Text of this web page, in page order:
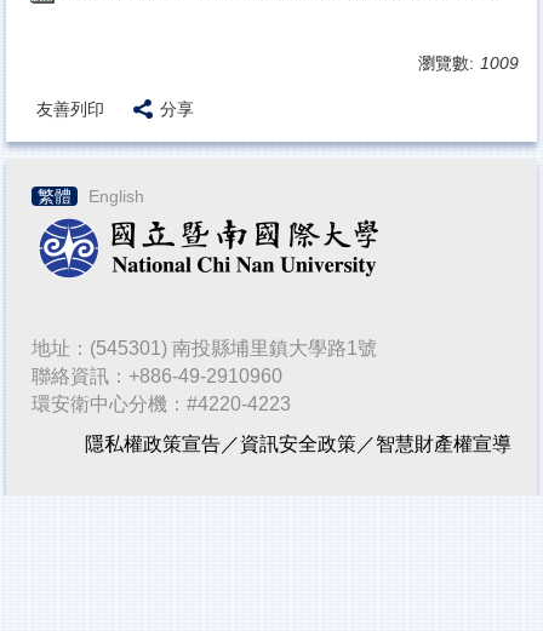
瀏覽數: 1009
友善列印 分享
繁體 English
地址：(545301) 南投縣埔里鎮大學路1號
聯絡資訊：+886-49-2910960
環安衛中心分機：#4220-4223
隱私權政策宣告 ／資訊安全政策 ／智慧財產權宣導